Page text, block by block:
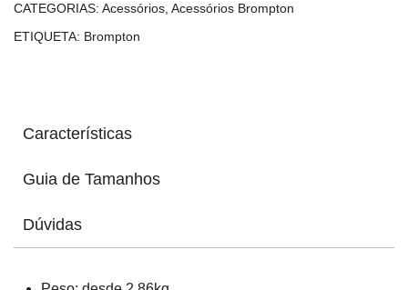
CATEGORIAS: Acessórios Acessórios Brompton
ETIQUETA: Brompton
Características
Guia de Tamanhos
Dúvidas